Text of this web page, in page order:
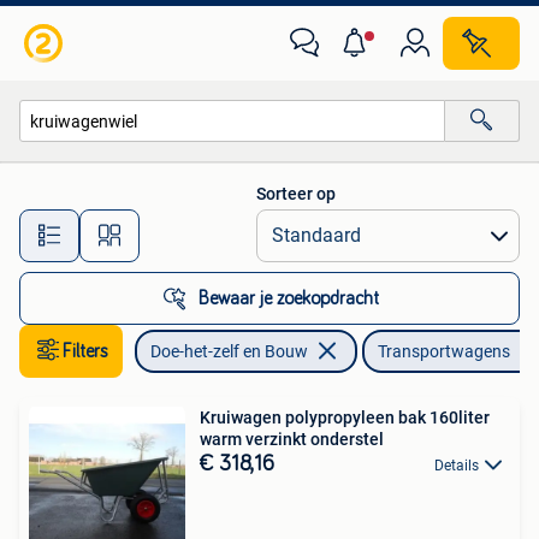
Alle afstanden…
Sorteer op
Bewaar je zoekopdracht
Filters Doe-het-zelf en Bouw Transportwagens
Kruiwagen polypropyleen bak 160liter
warm verzinkt onderstel
€ 318,16 Details